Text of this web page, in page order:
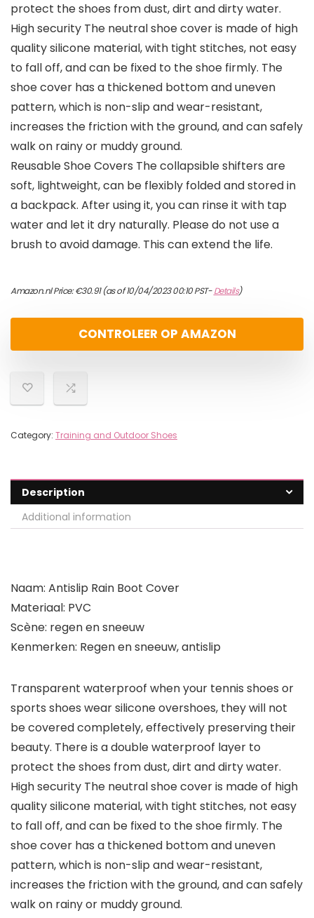
protect the shoes from dust, dirt and dirty water.
High security The neutral shoe cover is made of high
quality silicone material, with tight stitches, not easy
to fall off, and can be fixed to the shoe firmly. The
shoe cover has a thickened bottom and uneven
pattern, which is non-slip and wear-resistant,
increases the friction with the ground, and can safely
walk on rainy or muddy ground.
Reusable Shoe Covers The collapsible shifters are
soft, lightweight, can be flexibly folded and stored in
a backpack. After using it, you can rinse it with tap
water and let it dry naturally. Please do not use a
brush to avoid damage. This can extend the life.
Amazon.nl Price:€30.91(as of 10/04/2023 00:10 PST-Details)
CONTROLEER OP AMAZON
Category: Training and Outdoor Shoes
Description
Additional information
Naam: Antislip Rain Boot Cover
Materiaal: PVC
Scène: regen en sneeuw
Kenmerken: Regen en sneeuw, antislip
Transparent waterproof when your tennis shoes or
sports shoes wear silicone overshoes, they will not
be covered completely, effectively preserving their
beauty. There is a double waterproof layer to
protect the shoes from dust, dirt and dirty water.
High security The neutral shoe cover is made of high
quality silicone material, with tight stitches, not easy
to fall off, and can be fixed to the shoe firmly. The
shoe cover has a thickened bottom and uneven
pattern, which is non-slip and wear-resistant,
increases the friction with the ground, and can safely
walk on rainy or muddy ground.